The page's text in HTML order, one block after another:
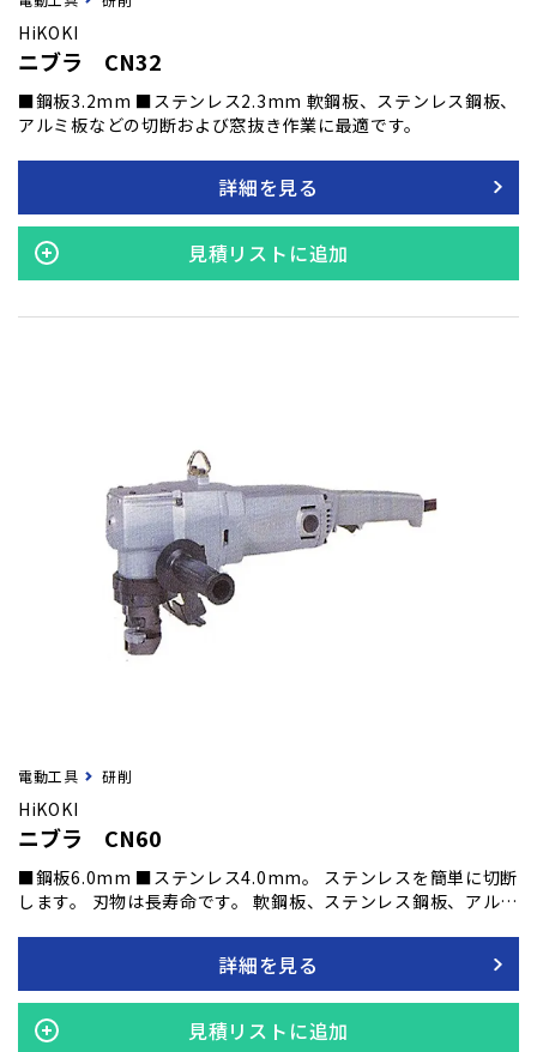
HiKOKI
ニブラ CN32
■鋼板3.2mm ■ステンレス2.3mm 軟鋼板、ステンレス鋼板、
アルミ板などの切断および窓抜き作業に最適です。
詳細を見る
見積リストに追加
電動工具 研削
HiKOKI
ニブラ CN60
■鋼板6.0mm ■ステンレス4.0mm。 ステンレスを簡単に切断
します。 刃物は長寿命です。 軟鋼板、ステンレス鋼板、アルミ
詳細を見る
見積リストに追加